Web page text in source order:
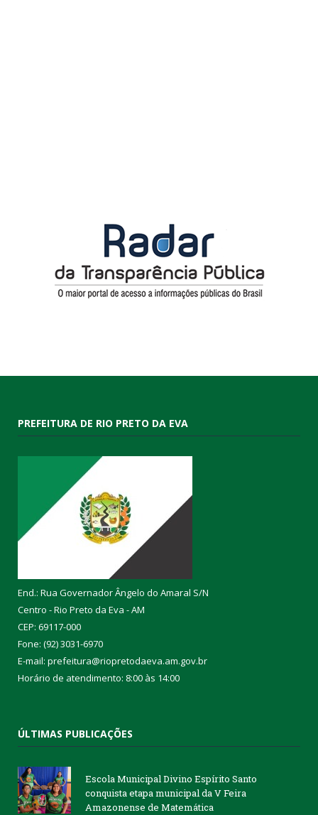
PREFEITURA DE RIO PRETO DA EVA
End.: Rua Governador Ângelo do Amaral S/N
Centro - Rio Preto da Eva - AM
CEP: 69117-000
Fone: (92) 3031-6970
E-mail: prefeitura@riopretodaeva.am.gov.br
Horário de atendimento: 8:00 às 14:00
ÚLTIMAS PUBLICAÇÕES
Escola Municipal Divino Espírito Santo
conquista etapa municipal da V Feira
Amazonense de Matemática